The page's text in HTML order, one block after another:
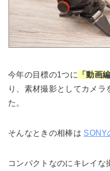
今年の目標の1つに 「動画
り、素材撮影としてカメラ
た。
そんなときの相棒は SONY
コンパクトなのにキレイな